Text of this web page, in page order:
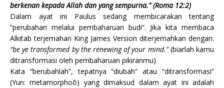
berkenan kepada Allah dan yang sempurna.” (Roma 12:2)
Dalam ayat ini Paulus sedang membicarakan tentang
“perubahan melalui pembaharuan budi”. Jika kita membaca
Alkitab terjemahan King James Version diterjemahkan dengan:
“be ye transformed by the renewing of your mind.”(biarlah kamu
ditransformasi oleh pembaharuan pikiranmu)
Kata “berubahlah”, tepatnya “diubah” atau “ditransformasi”
(Yun: metamorphoō) yang dimaksud dalam ayat ini adalah